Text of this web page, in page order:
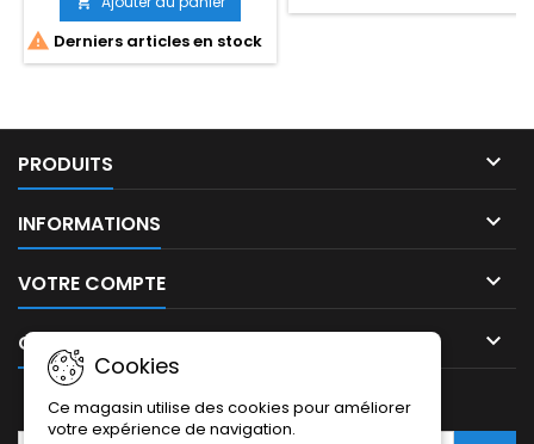
 Derniers articles en stock
PRODUITS 
INFORMATIONS 
VOTRE COMPTE 
CONTACT 
Cookies
Ce magasin utilise des cookies pour améliorer
votre expérience de navigation.
LETTRE D'INFORMATIONS